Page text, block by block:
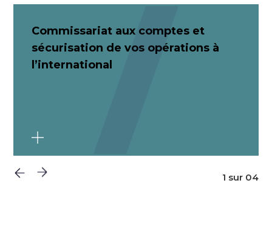
Commissariat aux comptes et
sécurisation de vos opérations à
l’international
1 sur 04